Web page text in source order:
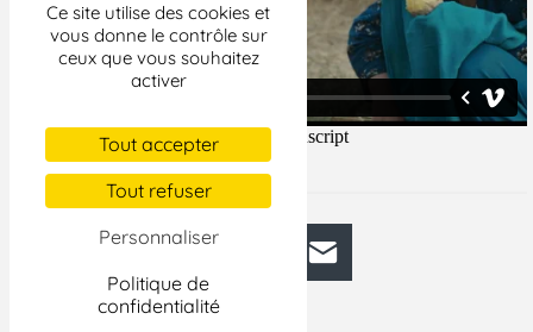
Ce site utilise des cookies et
vous donne le contrôle sur
ceux que vous souhaitez
activer
Tout accepter
Tout refuser
Personnaliser
Politique de
confidentialité
Facebook
BlueskyMastodonLinkedIn